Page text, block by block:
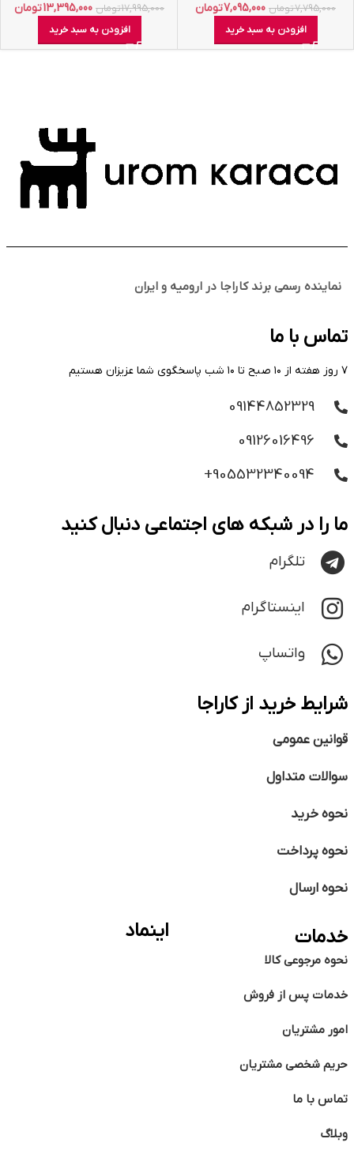
7,795,000تومان 7,095,000تومان
افزودن به سبد خرید
17,995,000تومان 13,395,000تومان
افزودن به سبد خرید
نماینده رسمی برند کاراجا در ارومیه و ایران
تماس با ما
۷ روز هفته از ۱۰ صبح تا ۱۰ شب پاسخگوی شما عزیزان هستیم
09144852329
09126016496
905532340094+
ما را در شبکه های اجتماعی دنبال کنید
تلگرام
اینستاگرام
واتساپ
شرایط خرید از کاراجا
قوانین عمومی
سوالات متداول
نحوه خرید
نحوه پرداخت
نحوه ارسال
خدمات
نحوه مرجوعی کالا
خدمات پس از فروش
امور مشتریان
حریم شخصی مشتریان
تماس با ما
وبلاگ
اینماد